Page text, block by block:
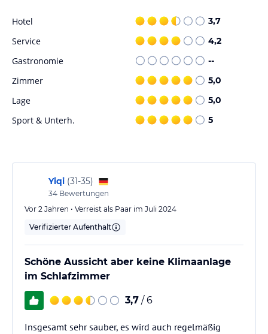
Genießen Sie unbeschwerten Badespaß im Pool des Hotels. In der
Umgebung können Sie auch Radfahren und die schöne Landschaft
erkunden.
Hinweis: Verfasst von HolidayCheck mit Hilfe von KI. Alle
Angaben ohne Gewähr. Bitte lies vor der Buchung die
Hotel 3,7
Service 4,2
Gastronomie --
Zimmer 5,0
Lage 5,0
Sport & Unterh. 5
Yiqi (31-35)
34 Bewertungen
Vor 2 Jahren • Verreist als Paar im Juli 2024
Verifizierter Aufenthalt
Schöne Aussicht aber keine Klimaanlage
im Schlafzimmer
3,7 / 6
Insgesamt sehr sauber, es wird auch regelmäßig